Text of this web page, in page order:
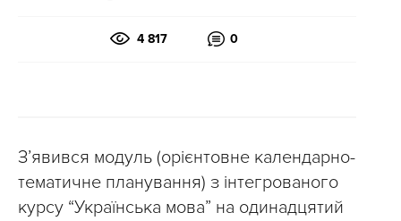
4 817 0
З’явився модуль (орієнтовне календарно-
тематичне планування) з інтегрованого
курсу “Українська мова” на одинадцятий